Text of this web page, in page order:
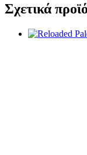
Σχετικά